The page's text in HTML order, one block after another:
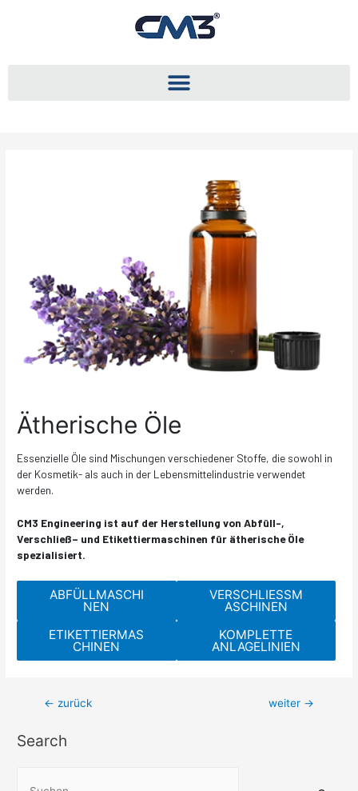
Ätherische Öle
Essenzielle Öle sind Mischungen verschiedener Stoffe, die sowohl in
der Kosmetik- als auch in der Lebensmittelindustrie verwendet
werden.
CM3 Engineering ist auf der Herstellung von Abfüll-,
Verschließ– und Etikettiermaschinen für ätherische Öle
spezialisiert.
ABFÜLLMASCHI
NEN
VERSCHLIESSM
ASCHINEN
ETIKETTIERMAS
CHINEN
KOMPLETTE
ANLAGELINIEN
← zurück weiter →
Search